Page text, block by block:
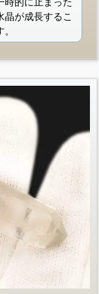
時的に止まった
晶が成長するこ